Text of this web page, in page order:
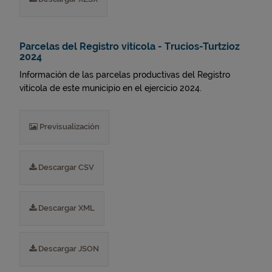
Parcelas del Registro vitícola - Trucios-Turtzioz
2024
Información de las parcelas productivas del Registro
vitícola de este municipio en el ejercicio 2024.
Previsualización
Descargar CSV
Descargar XML
Descargar JSON